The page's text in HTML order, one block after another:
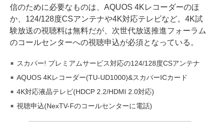
信のために必要なものは、AQUOS 4Kレコーダーのほ
か、124/128度CSアンテナや4K対応テレビなど。4K試
験放送の視聴料は無料だが、次世代放送推進フォーラム
のコールセンターへの視聴申込が必須となっている。
スカパー! プレミアムサービス対応の124/128度CSアンテナ
AQUOS 4Kレコーダー(TU-UD1000)&スカパーICカード
4K対応液晶テレビ(HDCP 2.2/HDMI 2.0対応)
視聴申込(NexTV-Fのコールセンターに電話)